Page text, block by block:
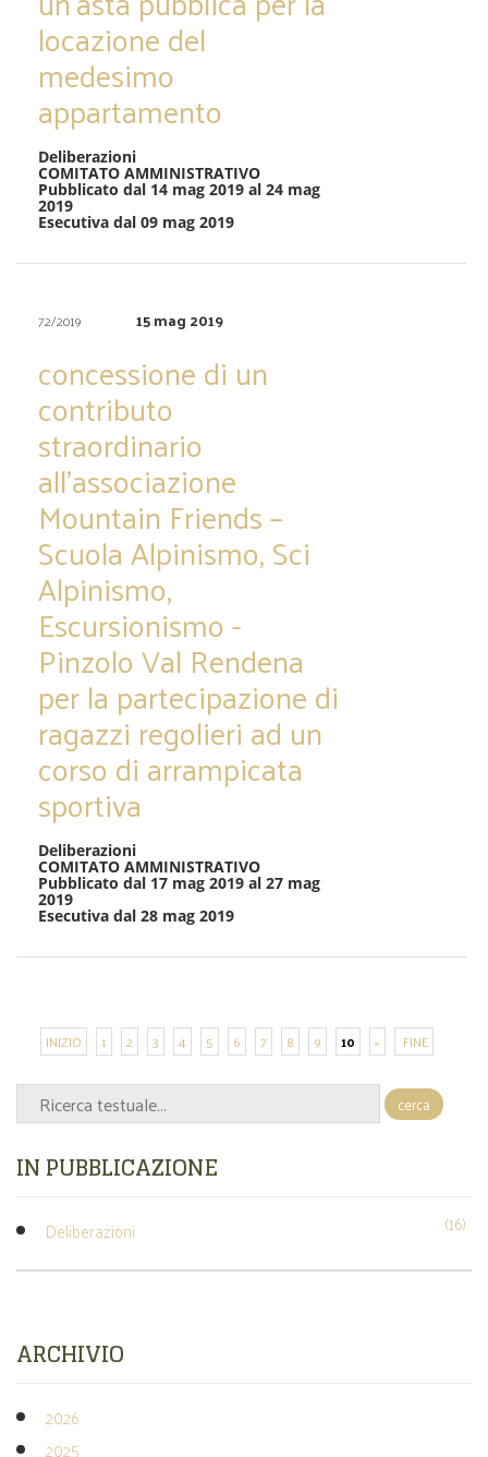
locazione del
medesimo
appartamento
Deliberazioni
COMITATO AMMINISTRATIVO
Pubblicato dal 14 mag 2019 al 24 mag
2019
Esecutiva dal 09 mag 2019
72/2019 15 mag 2019
concessione di un
contributo
straordinario
all’associazione
Mountain Friends –
Scuola Alpinismo, Sci
Alpinismo,
Escursionismo -
Pinzolo Val Rendena
per la partecipazione di
ragazzi regolieri ad un
corso di arrampicata
sportiva
Deliberazioni
COMITATO AMMINISTRATIVO
Pubblicato dal 17 mag 2019 al 27 mag
2019
Esecutiva dal 28 mag 2019
INIZIO 1 2 3 4 5 6 7 8 9 10 » FINE
cerca
IN PUBBLICAZIONE
Deliberazioni (16)
ARCHIVIO
2026
2025